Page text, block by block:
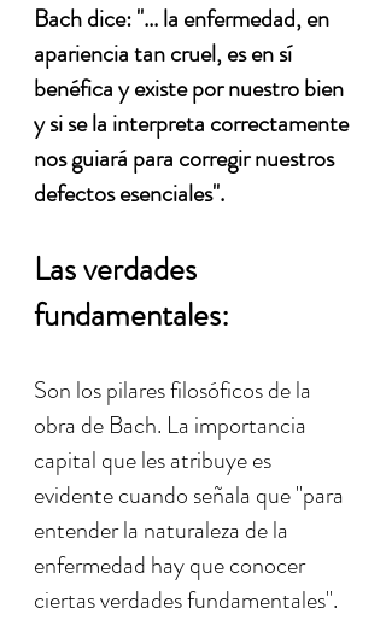
Bach dice: "... la enfermedad, en
apariencia tan cruel, es en sí
benéfica y existe por nuestro bien
y si se la interpreta correctamente
nos guiará para corregir nuestros
defectos esenciales".
Las verdades
fundamentales:
Son los pilares filosóficos de la
obra de Bach. La importancia
capital que les atribuye es
evidente cuando señala que "para
entender la naturaleza de la
enfermedad hay que conocer
ciertas verdades fundamentales".